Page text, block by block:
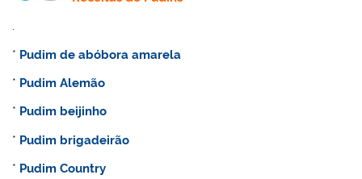
.
* Pudim de abóbora amarela
* Pudim Alemão
* Pudim beijinho
* Pudim brigadeirão
* PudimCountry